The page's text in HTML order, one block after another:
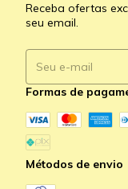
Receba ofertas
seu email.
Formas de
Métodos de envio